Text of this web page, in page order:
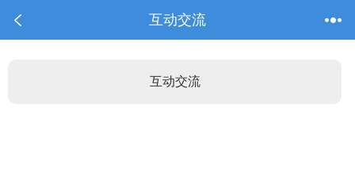
互动交流
互动交流